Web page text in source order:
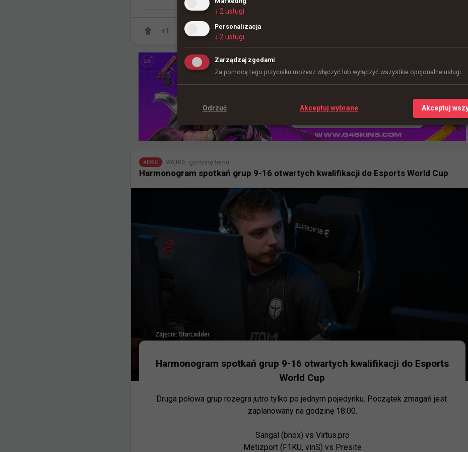
+1
#EWC wojteq godzinę temu
Harmonogram spotkań grup 9-16 otwartych kwalifikacji do Esports World Cup
Zdjęcie: StarLadder
Harmonogram spotkań grup 9-16 otwartych kwalifikacji do Esports
World Cup
Druga połowa grup rozegra jutro tylko po jednym pojedynku. Początek zmagań jest
zaplanowany na godzinę 18:00.
Sangal (bnox) vs Virtus.pro
Metizport (F1KU, vinS) vs Presite
↓ 2usługi
Personalizacja
↓ 2usługi
Zarządzaj zgodami
Za pomocą tego przycisku możesz włączyć lub wyłączyć wszystkie opcjonalne usługi.
Odrzuć Akceptuj wybrane Akceptuj